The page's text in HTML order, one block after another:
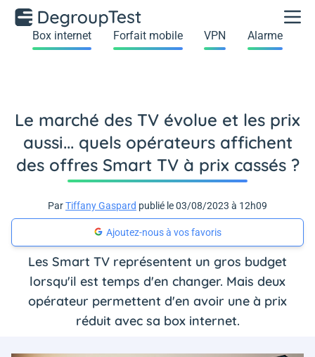
Box internet Forfait mobile VPN Alarme
Le marché des TV évolue et les prix
aussi... quels opérateurs affichent
des offres Smart TV à prix cassés ?
ParTiffany Gaspard publié le 03/08/2023 à 12h09
Ajoutez-nous à vos favoris
Les Smart TV représentent un gros budget
lorsqu'il est temps d'en changer. Mais deux
opérateur permettent d'en avoir une à prix
réduit avec sa box internet.